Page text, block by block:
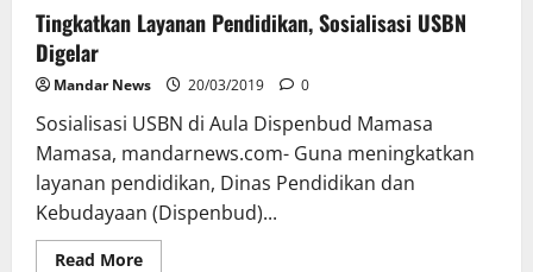
Kendaraan
Listrik
Tingkatkan Layanan Pendidikan, Sosialisasi USBN
Digelar
Mandar News 20/03/2019 0
Sosialisasi USBN di Aula Dispenbud Mamasa
Mamasa, mandarnews.com- Guna meningkatkan
layanan pendidikan, Dinas Pendidikan dan
Kebudayaan (Dispenbud)...
Read MoreRead